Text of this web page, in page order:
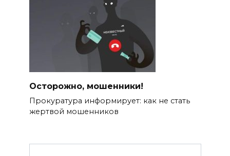
Осторожно, мошенники!
Прокуратура информирует: как не стать
жертвой мошенников